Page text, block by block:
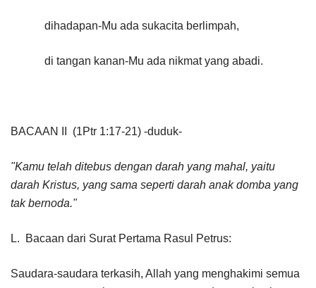
dihadapan-Mu ada sukacita berlimpah,
di tangan kanan-Mu ada nikmat yang abadi.
BACAAN II (1Ptr 1:17-21) -duduk-
"Kamu telah ditebus dengan darah yang mahal, yaitu
darah Kristus, yang sama seperti darah anak domba yang
tak bernoda."
L. Bacaan dari Surat Pertama Rasul Petrus:
Saudara-saudara terkasih, Allah yang menghakimi semua